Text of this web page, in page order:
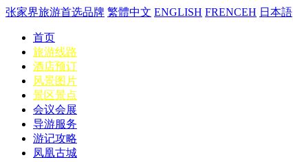
张家界旅游首选品牌 繁體中文 ENGLISH FRENCEH 日本語
首页
旅游线路
酒店预订
风景图片
景区景点
会议会展
导游服务
游记攻略
凤凰古城